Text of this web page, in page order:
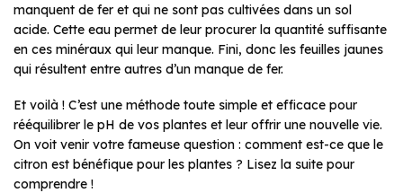
manquent de fer et qui ne sont pas cultivées dans un sol
acide. Cette eau permet de leur procurer la quantité suffisante
en ces minéraux qui leur manque. Fini, donc les feuilles jaunes
qui résultent entre autres d’un manque de fer.
Et voilà ! C’est une méthode toute simple et efficace pour
rééquilibrer le pH de vos plantes et leur offrir une nouvelle vie.
On voit venir votre fameuse question : comment est-ce que le
citron est bénéfique pour les plantes ? Lisez la suite pour
comprendre !